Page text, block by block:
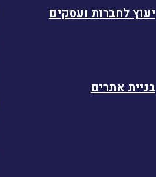
יעוץ לחברות ועסקים
בניית אתרים